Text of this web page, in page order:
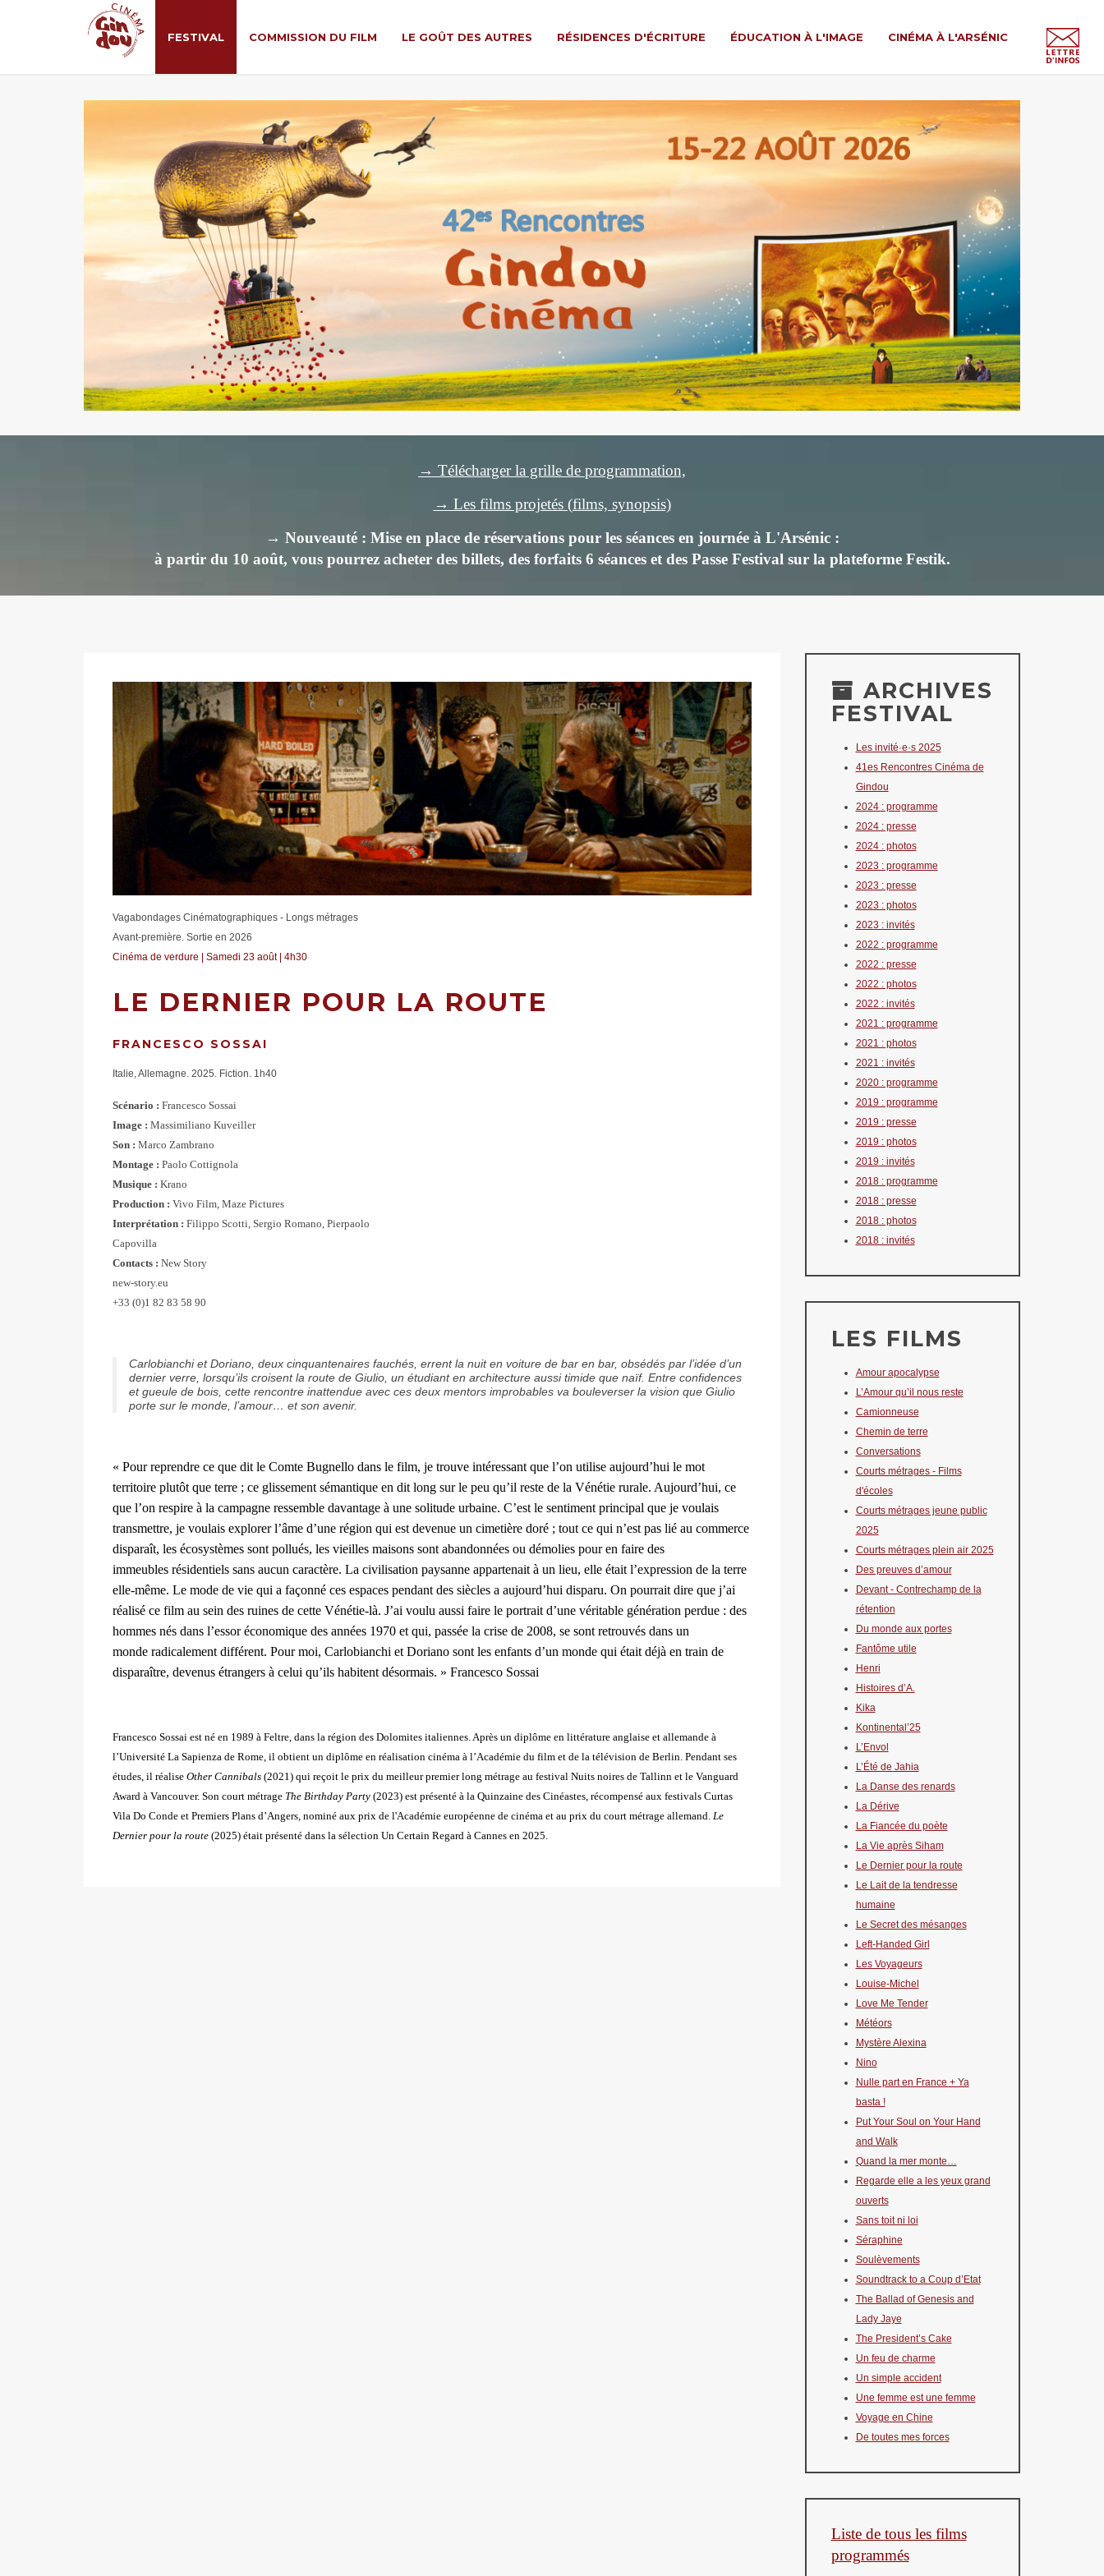
FESTIVAL COMMISSION DU FILM LE GOÛT DES AUTRES RÉSIDENCES D'ÉCRITURE ÉDUCATION À L'IMAGE CINÉMA À L'ARSÉNIC
→ Télécharger la grille de programmation,
→ Les films projetés (films, synopsis)
→ Nouveauté : Mise en place de réservations pour les séances en journée à L'Arsénic :
à partir du 10 août, vous pourrez acheter des billets, des forfaits 6 séances et des Passe Festival sur la plateforme Festik.
Vagabondages Cinématographiques - Longs métrages
Avant-première. Sortie en 2026
Cinéma de verdure | Samedi 23 août | 4h30
LE DERNIER POUR LA ROUTE
FRANCESCO SOSSAI
Italie, Allemagne. 2025. Fiction. 1h40
Scénario : Francesco Sossai
Image : Massimiliano Kuveiller
Son : Marco Zambrano
Montage : Paolo Cottignola
Musique : Krano
Production : Vivo Film, Maze Pictures
Interprétation : Filippo Scotti, Sergio Romano, Pierpaolo
Capovilla
Contacts : New Story
new-story.eu
+33 (0)1 82 83 58 90
Carlobianchi et Doriano, deux cinquantenaires fauchés, errent la nuit en voiture de bar en bar, obsédés par l’idée d’un
dernier verre, lorsqu’ils croisent la route de Giulio, un étudiant en architecture aussi timide que naïf. Entre confidences
et gueule de bois, cette rencontre inattendue avec ces deux mentors improbables va bouleverser la vision que Giulio
porte sur le monde, l’amour… et son avenir.
« Pour reprendre ce que dit le Comte Bugnello dans le film, je trouve intéressant que l’on utilise aujourd’hui le mot
territoire plutôt que terre ; ce glissement sémantique en dit long sur le peu qu’il reste de la Vénétie rurale. Aujourd’hui, ce
que l’on respire à la campagne ressemble davantage à une solitude urbaine. C’est le sentiment principal que je voulais
transmettre, je voulais explorer l’âme d’une région qui est devenue un cimetière doré ; tout ce qui n’est pas lié au commerce
disparaît, les écosystèmes sont pollués, les vieilles maisons sont abandonnées ou démolies pour en faire des
immeubles résidentiels sans aucun caractère. La civilisation paysanne appartenait à un lieu, elle était l’expression de la terre
elle-même. Le mode de vie qui a façonné ces espaces pendant des siècles a aujourd’hui disparu. On pourrait dire que j’ai
réalisé ce film au sein des ruines de cette Vénétie-là. J’ai voulu aussi faire le portrait d’une véritable génération perdue : des
hommes nés dans l’essor économique des années 1970 et qui, passée la crise de 2008, se sont retrouvés dans un
monde radicalement différent. Pour moi, Carlobianchi et Doriano sont les enfants d’un monde qui était déjà en train de
disparaître, devenus étrangers à celui qu’ils habitent désormais. » Francesco Sossai
Francesco Sossai est né en 1989 à Feltre, dans la région des Dolomites italiennes. Après un diplôme en littérature anglaise et allemande à
l’Université La Sapienza de Rome, il obtient un diplôme en réalisation cinéma à l’Académie du film et de la télévision de Berlin. Pendant ses
études, il réalise Other Cannibals (2021) qui reçoit le prix du meilleur premier long métrage au festival Nuits noires de Tallinn et le Vanguard
Award à Vancouver. Son court métrage The Birthday Party (2023) est présenté à la Quinzaine des Cinéastes, récompensé aux festivals Curtas
Vila Do Conde et Premiers Plans d’Angers, nominé aux prix de l'Académie européenne de cinéma et au prix du court métrage allemand. Le
Dernier pour la route (2025) était présenté dans la sélection Un Certain Regard à Cannes en 2025.
ARCHIVES
FESTIVAL
Les invité·e·s 2025
41es Rencontres Cinéma de
Gindou
2024 : programme
2024 : presse
2024 : photos
2023 : programme
2023 : presse
2023 : photos
2023 : invités
2022 : programme
2022 : presse
2022 : photos
2022 : invités
2021 : programme
2021 : photos
2021 : invités
2020 : programme
2019 : programme
2019 : presse
2019 : photos
2019 : invités
2018 : programme
2018 : presse
2018 : photos
2018 : invités
LES FILMS
Amour apocalypse
L’Amour qu’il nous reste
Camionneuse
Chemin de terre
Conversations
Courts métrages - Films
d'écoles
Courts métrages jeune public
2025
Courts métrages plein air 2025
Des preuves d’amour
Devant - Contrechamp de la
rétention
Du monde aux portes
Fantôme utile
Henri
Histoires d’A.
Kika
Kontinental’25
L’Envol
L’Été de Jahia
La Danse des renards
La Dérive
La Fiancée du poète
La Vie après Siham
Le Dernier pour la route
Le Lait de la tendresse
humaine
Le Secret des mésanges
Left-Handed Girl
Les Voyageurs
Louise-Michel
Love Me Tender
Météors
Mystère Alexina
Nino
Nulle part en France + Ya
basta !
Put Your Soul on Your Hand
and Walk
Quand la mer monte…
Regarde elle a les yeux grand
ouverts
Sans toit ni loi
Séraphine
Soulèvements
Soundtrack to a Coup d’Etat
The Ballad of Genesis and
Lady Jaye
The President’s Cake
Un feu de charme
Un simple accident
Une femme est une femme
Voyage en Chine
De toutes mes forces
Liste de tous les films
programmés